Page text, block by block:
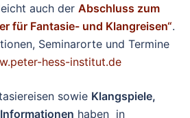
auch der Abschluss zum
für Fantasie- und Klangreisen“.
Seminarorte und Termine
hess-institut.de
sowie Klangspiele,
haben in